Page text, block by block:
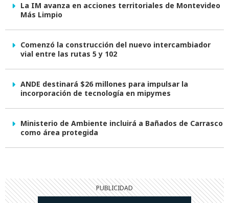
La IM avanza en acciones territoriales de Montevideo
Más Limpio
Comenzó la construcción del nuevo intercambiador
vial entre las rutas 5 y 102
ANDE destinará $26 millones para impulsar la
incorporación de tecnología en mipymes
Ministerio de Ambiente incluirá a Bañados de Carrasco
como área protegida